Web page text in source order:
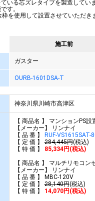
いる芯ズレタイプを製造してい
す。
を使用して設置させていただき
施工前
ガスター
OURB-1601DSA-T
神奈川県川崎市高津区
【 商品名 】 マンションPS
【メーカー】 リンナイ
【 品 番 】
RUF-VS1615SAT-
【 定 価 】284,445円(税込)
【 特 価 】
85,334円(税込)
【 商品名 】 マルチリモコン
【メーカー】 リンナイ
【 品 番 】 MBC-120V
【 定 価 】28,140円(税込)
【 特 価 】
14,070円(税込)